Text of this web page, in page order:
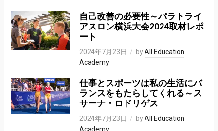
自己改善の必要性～パラトライ
アスロン横浜大会2024取材レポ
ート
2024年7月23日 byAll Education
Academy
仕事とスポーツは私の⽣活にバ
ランスをもたらしてくれる～ス
サーナ・ロドリゲス
2024年7月23日 byAll Education
Academy